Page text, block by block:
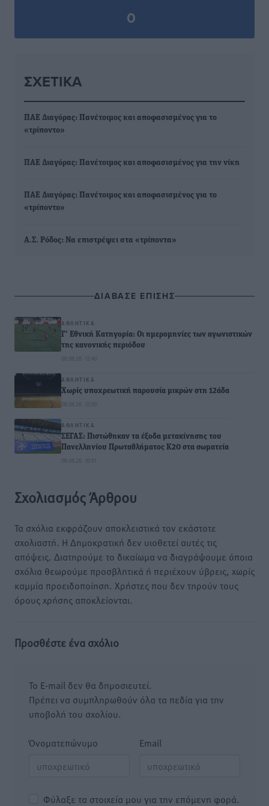
0
ΣΧΕΤΙΚΆ
ΠΑΕ Διαγόρας: Πανέτοιμος και αποφασισμένος για το
«τρίποντο»
ΠΑΕ Διαγόρας: Πανέτοιμος και αποφασισμένος για την νίκη
ΠΑΕ Διαγόρας: Πανέτοιμος και αποφασισμένος για το
«τρίποντο»
Α.Σ. Ρόδος: Να επιστρέψει στα «τρίποντα»
ΔΙΑΒΑΣΕ ΕΠΙΣΗΣ
ΑΘΛΗΤΙΚΆ
Γ’ Εθνική Κατηγορία: Οι ημερομηνίες των αγωνιστικών
της κανονικής περιόδου
08.08.26 · 12:40
ΑΘΛΗΤΙΚΆ
Χωρίς υποχρεωτική παρουσία μικρών στη 12άδα
08.08.26 · 12:00
ΑΘΛΗΤΙΚΆ
ΣΕΓΑΣ: Πιστώθηκαν τα έξοδα μετακίνησης του
Πανελληνίου Πρωταθλήματος Κ20 στα σωματεία
08.08.26 · 10:51
Σχολιασμός Άρθρου
Τα σχόλια εκφράζουν αποκλειστικά τον εκάστοτε
σχολιαστή. Η Δημοκρατική δεν υιοθετεί αυτές τις
απόψεις. Διατηρούμε το δικαίωμα να διαγράψουμε όποια
σχόλια θεωρούμε προσβλητικά ή περιέχουν ύβρεις, χωρίς
καμμία προειδοποίηση. Χρήστες που δεν τηρούν τους
όρους χρήσης αποκλείονται.
Προσθέστε ένα σχόλιο
Το E-mail δεν θα δημοσιευτεί.
Πρέπει να συμπληρωθούν όλα τα πεδία για την
υποβολή του σχολίου.
Όνοματεπώνυμο Email
Φύλαξε τα στοιχεία μου για την επόμενη φορά.